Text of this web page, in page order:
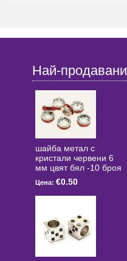
Най-продавани
шайба метал с
кристали червени 6
мм цвят бял -10 броя
Цена: €0.50